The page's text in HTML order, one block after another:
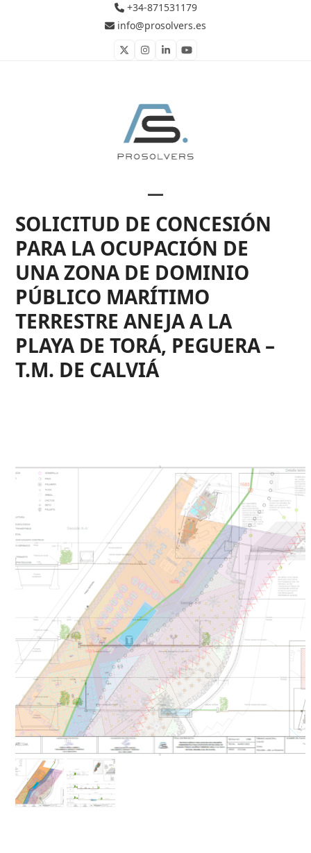
+34-871531179
info@prosolvers.es
TwitterInstagram
LinkedInYouTube
mobile
menu
mobile
menu
SOLICITUD DE CONCESIÓN
PARA LA OCUPACIÓN DE
UNA ZONA DE DOMINIO
PÚBLICO MARÍTIMO
TERRESTRE ANEJA A LA
PLAYA DE TORÁ, PEGUERA –
T.M. DE CALVIÁ